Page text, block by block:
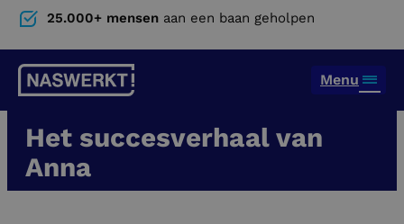
25.000+ mensen aan een baan geholpen
Menu
Het succesverhaal van
Anna